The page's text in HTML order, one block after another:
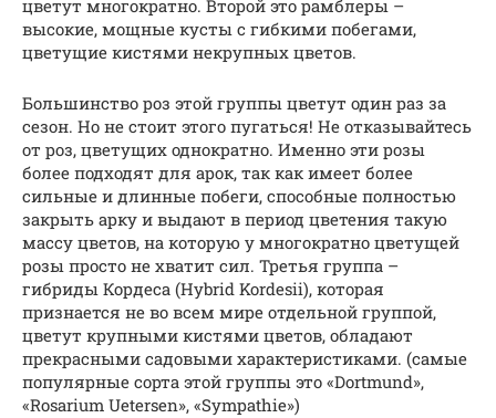
цветут многократно. Второй это рамблеры –
высокие, мощные кусты с гибкими побегами,
цветущие кистями некрупных цветов.
Большинство роз этой группы цветут один раз за
сезон. Но не стоит этого пугаться! Не отказывайтесь
от роз, цветущих однократно. Именно эти розы
более подходят для арок, так как имеет более
сильные и длинные побеги, способные полностью
закрыть арку и выдают в период цветения такую
массу цветов, на которую у многократно цветущей
розы просто не хватит сил. Третья группа –
гибриды Кордеса (Hybrid Kordesii), которая
признается не во всем мире отдельной группой,
цветут крупными кистями цветов, обладают
прекрасными садовыми характеристиками. (самые
популярные сорта этой группы это «Dortmund»,
«Rosarium Uetersen», «Sympathie»)